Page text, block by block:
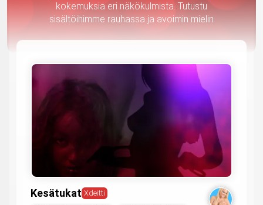
kokemuksia eri näkökulmista. Tutustu
sisältöihimme rauhassa ja avoimin mielin
Kesätukat Xdeitti